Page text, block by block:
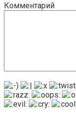
Комментарий